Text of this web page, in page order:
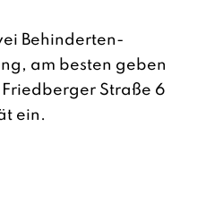
Behinderten-
am besten geben
Straße 6
ein.